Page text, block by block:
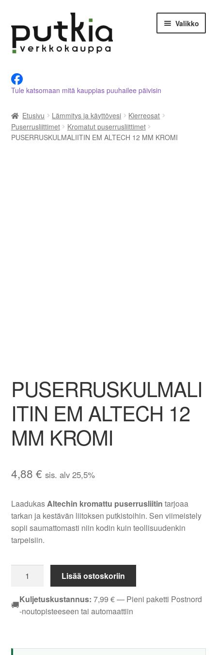
navigointiin
sisältöön
Valikko
Tietoja meistä
Asiakastilini
Ostoskori
Tule katsomaan mitä kauppias puuhailee päivisin
Etusivu Lämmitys ja käyttövesi
Kierreosat
Puserrusliittimet
Kromatut puserrusliittimet
PUSERRUSKULMALIITIN EM ALTECH 12 MM KROMI
PUSERRUSKULMALI
ITIN EM ALTECH 12
MM KROMI
4,88 € sis. alv 25,5%
LaadukasAltechin kromattu puserrusliitin tarjoaa
tarkan ja kestävän liitoksen putkistoihin. Sen viimeistely
sopii saumattomasti niin kodin kuin teollisuudenkin
tarpeisiin.
PUSERRUSKULMALIITIN
ALTECH
12
Lisää ostoskoriin
🚚Kuljetuskustannus: 7,99 €— Pieni paketti Postnord
-noutopisteeseen tai automaattiin